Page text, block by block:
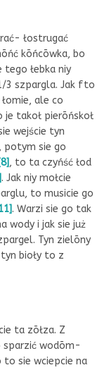
łostrugać
kōńcōwka, bo
tego łebka niy
3 szpargla. Jak fto
ale co
takoł pierōńskoł
wejście tyn
potym sie go
[8], to ta czyńść łod
. Jak niy mołcie
to musicie go
. Warzi sie go tak
wody i jak sie już
Tyn zielōny
bioły to z
ta zōłza. Z
wodōm-
to sie wciepcie na